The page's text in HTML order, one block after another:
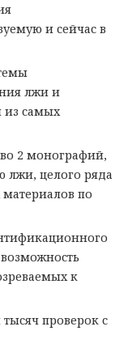
и сейчас в
лжи и
из самых
2 монографий,
лжи, целого ряда
по
к
проверок с